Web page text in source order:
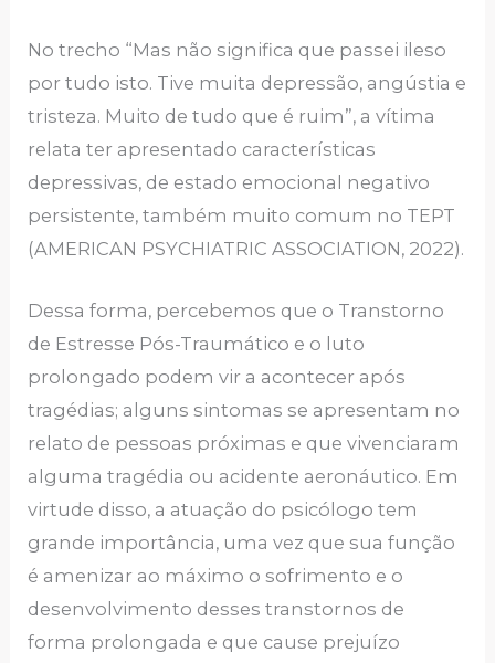
No trecho “Mas não significa que passei ileso
por tudo isto. Tive muita depressão, angústia e
tristeza. Muito de tudo que é ruim”, a vítima
relata ter apresentado características
depressivas, de estado emocional negativo
persistente, também muito comum no TEPT
(AMERICAN PSYCHIATRIC ASSOCIATION, 2022).
Dessa forma, percebemos que o Transtorno
de Estresse Pós-Traumático e o luto
prolongado podem vir a acontecer após
tragédias; alguns sintomas se apresentam no
relato de pessoas próximas e que vivenciaram
alguma tragédia ou acidente aeronáutico. Em
virtude disso, a atuação do psicólogo tem
grande importância, uma vez que sua função
é amenizar ao máximo o sofrimento e o
desenvolvimento desses transtornos de
forma prolongada e que cause prejuízo